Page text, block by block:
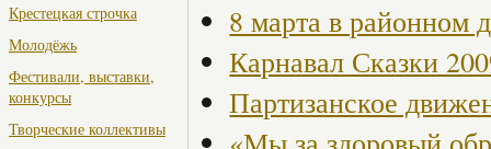
Крестецкая строчка
Молодёжь
Фестивали, выставки,
конкурсы
Творческие коллективы
8 марта в районном
Карнавал Сказки
Партизанское